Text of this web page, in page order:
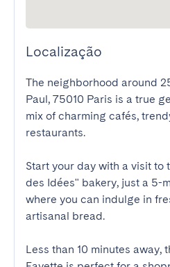
Localização
The neighborhood around
Paul, 75010 Paris is a true
mix of charming cafés,
restaurants.
Start your day with a visit to
des Idées" bakery, just a 5-
where you can indulge in
artisanal bread.
Less than 10 minutes away,